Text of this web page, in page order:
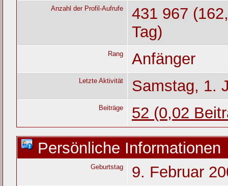
Anzahl der Profil-Aufrufe
431 967
Tag)
Rang Anfänger
Letzte Aktivität Samstag, 1.
Beiträge
52 (0,02
Persönliche Informationen
Geburtstag 9. Februar